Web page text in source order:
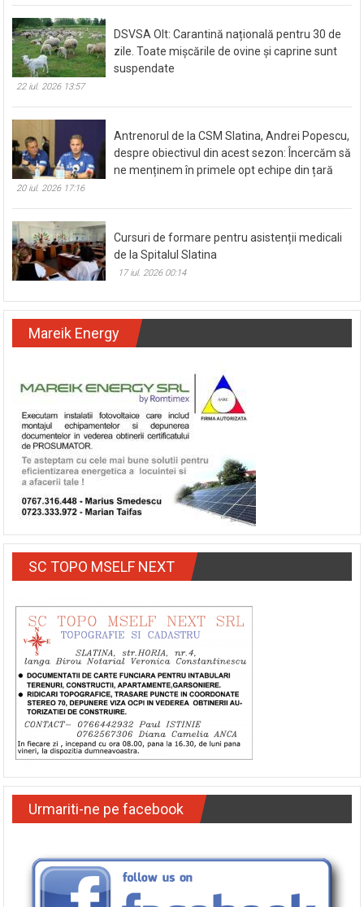
DSVSA Olt: Carantină națională pentru 30 de
zile. Toate mișcările de ovine și caprine sunt
suspendate
22 iul. 2026 13:57
Antrenorul de la CSM Slatina, Andrei Popescu,
despre obiectivul din acest sezon: Încercăm să
ne menținem în primele opt echipe din țară
20 iul. 2026 17:16
Cursuri de formare pentru asistenții medicali
de la Spitalul Slatina
17 iul. 2026 00:14
Mareik Energy
SC TOPO MSELF NEXT
Urmariti-ne pe facebook